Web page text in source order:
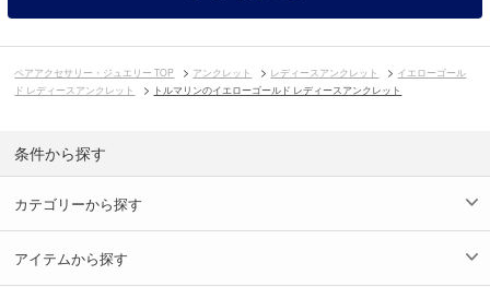
ペアアクセサリー・ジュエリー TOP アンクレット レディースアンクレット
イエローゴール
ド レディースアンクレット
トルマリンのイエローゴールド レディースアンクレット
条件から探す
カテゴリーから探す
アイテムから探す